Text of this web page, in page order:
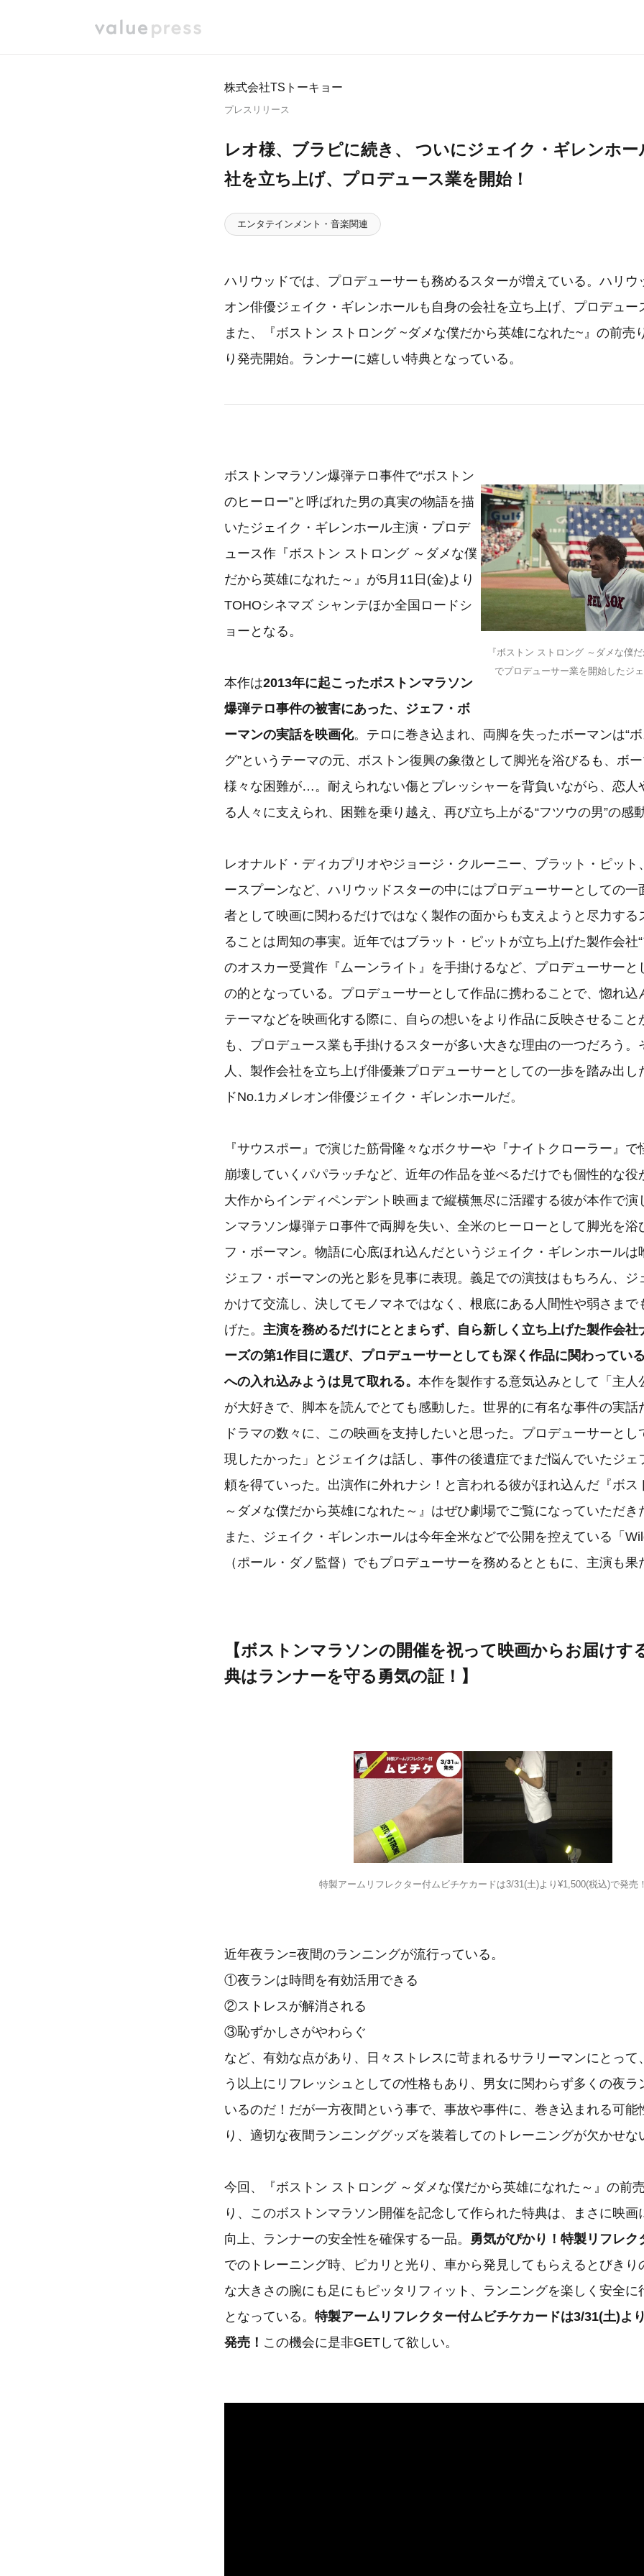
株式会社TSトーキョー
プレスリリース
レオ様、ブラピに続き、 ついにジェイク・ギレンホー
社を⽴ち上げ、プロデュース業を開始！
エンタテインメント・音楽関連
ハリウッドでは、プロデューサーも務めるスターが増えている。ハリウ
オン俳優ジェイク・ギレンホールも⾃⾝の会社を⽴ち上げ、プロデュー
また、『ボストン ストロング ~ダメな僕だから英雄になれた~』の前売
り発売開始。ランナーに嬉しい特典となっている。
『ボストン ストロング ～ダメな僕
でプロデューサー業を開始したジ
ボストンマラソン爆弾テロ事件で“ボストン
のヒーロー”と呼ばれた男の真実の物語を描
いたジェイク・ギレンホール主演・プロデ
ュース作『ボストン ストロング ～ダメな僕
だから英雄になれた～』が5月11日(金)より
TOHOシネマズ シャンテほか全国ロードシ
ョーとなる。
本作は2013年に起こったボストンマラソン
爆弾テロ事件の被害にあった、ジェフ・ボ
ーマンの実話を映画化。テロに巻き込まれ、両脚を失ったボーマンは“
グ”というテーマの元、ボストン復興の象徴として脚光を浴びるも、ボ
様々な困難が…。耐えられない傷とプレッシャーを背負いながら、恋人
る人々に支えられ、困難を乗り越え、再び立ち上がる“フツウの男”の感
レオナルド・ディカプリオやジョージ・クルーニー、ブラット・ピット
ースプーンなど、ハリウッドスターの中にはプロデューサーとしての一
者として映画に関わるだけではなく製作の面からも支えようと尽力する
ることは周知の事実。近年ではブラット・ピットが立ち上げた製作会社
のオスカー受賞作『ムーンライト』を手掛けるなど、プロデューサーと
の的となっている。プロデューサーとして作品に携わることで、惚れ込
テーマなどを映画化する際に、自らの想いをより作品に反映させること
も、プロデュース業も手掛けるスターが多い大きな理由の一つだろう。
人、製作会社を立ち上げ俳優兼プロデューサーとしての一歩を踏み出し
ドNo.1カメレオン俳優ジェイク・ギレンホールだ。
『サウスポー』で演じた筋骨隆々なボクサーや『ナイトクローラー』
崩壊していくパパラッチなど、近年の作品を並べるだけでも個性的な役
大作からインディペンデント映画まで縦横無尽に活躍する彼が本作で演
ンマラソン爆弾テロ事件で両脚を失い、全米のヒーローとして脚光を浴
フ・ボーマン。物語に心底ほれ込んだというジェイク・ギレンホールは
ジェフ・ボーマンの光と影を見事に表現。義足での演技はもちろん、ジ
かけて交流し、決してモノマネではなく、根底にある人間性や弱さまで
げた。 主演を務めるだけにととまらず、自ら新しく立ち上げた製作会社
ーズの第1作目に選び、プロデューサーとしても深く作品に関わってい
への入れ込みようは見て取れる。 本作を製作する意気込みとして「主人
が大好きで、脚本を読んでとても感動した。世界的に有名な事件の実話
ドラマの数々に、この映画を支持したいと思った。プロデューサーとし
現したかった」とジェイクは話し、事件の後遺症でまだ悩んでいたジェ
頼を得ていった。出演作に外れナシ！と言われる彼がほれ込んだ『ボス
～ダメな僕だから英雄になれた～』はぜひ劇場でご覧になっていただき
また、ジェイク・ギレンホールは今年全米などで公開を控えている「
（ポール・ダノ監督）でもプロデューサーを務めるとともに、主演も果
【ボストンマラソンの開催を祝って映画からお届けす
典はランナーを守る勇気の証！】
特製アームリフレクター付ムビチケカードは3/31(土)より¥1,500(税込)で発売！
近年夜ラン=夜間のランニングが流行っている。
①夜ランは時間を有効活用できる
②ストレスが解消される
③恥ずかしさがやわらぐ
など、有効な点があり、日々ストレスに苛まれるサラリーマンにとって
う以上にリフレッシュとしての性格もあり、男女に関わらず多くの夜ラ
いるのだ！だが一方夜間という事で、事故や事件に、巻き込まれる可能
り、適切な夜間ランニンググッズを装着してのトレーニングが欠かせな
今回、『ボストン ストロング ～ダメな僕だから英雄になれた～』の前
り、このボストンマラソン開催を記念して作られた特典は、まさに映画
向上、ランナーの安全性を確保する一品。 勇気がぴかり！特製リフレク
でのトレーニング時、ピカリと光り、車から発見してもらえるとびきり
な大きさの腕にも足にもピッタリフィット、ランニングを楽しく安全に
となっている。 特製アームリフレクター付ムビチケカードは3/31(土)よ
発売！ この機会に是非GETして欲しい。